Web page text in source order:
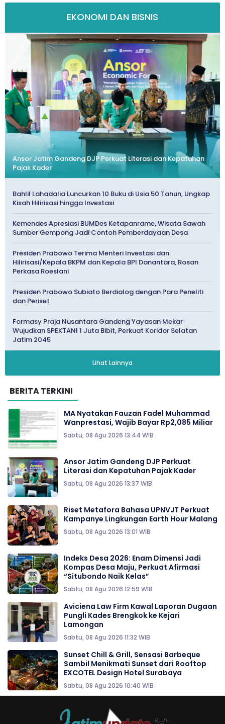
EKONOMI DAN BISNIS
Ansor Jatim Gandeng DJP Perkuat Literasi dan Kepatuhan
Pajak Kader
Bahlil Lahadalia Luncurkan 10 Buku di Usia 50 Tahun, Ungkap
Kisah Hilirisasi hingga Investasi
Kemendes Apresiasi BUMDes Ketapanrame, Wisata Sawah
Sumber Gempong Jadi Contoh Pemberdayaan Desa
Presiden Prabowo Terima Menteri Investasi dan
Hilirisasi/Kepala BKPM dan Kepala BPI Danantara, Rosan
Perkasa Roeslani
Presiden Prabowo Subiato Berdialog dengan Para Peneliti
dan Periset
Formasy Praja Nusantara Gandeng Yayasan Mekar
Wujudkan SPEKTANI 1 Juta Bibit, Perkuat Koridor Selatan
Jatim 2045
Lihat Lainnya
BERITA TERKINI
MA Nyatakan Fauzan Fadel Muhammad
Wanprestasi, Wajib Bayar Rp2,085 Miliar
Sabtu, 08 Agu 2026 13:44 WIB
Ansor Jatim Gandeng DJP Perkuat
Literasi dan Kepatuhan Pajak Kader
Sabtu, 08 Agu 2026 13:37 WIB
Riset Metafora Bahasa UPNVJT Perkuat
Kampanye Lingkungan Earth Hour Malang
Sabtu, 08 Agu 2026 13:01 WIB
Indeks Desa 2026: Enam Dimensi Jadi
Kompas Desa Maju, Perkuat Afirmasi
“Situbondo Naik Kelas”
Sabtu, 08 Agu 2026 12:59 WIB
Aviciena Law Firm Kawal Laporan Dugaan
Pungli Kades Brengkok ke Kejari
Lamongan
Sabtu, 08 Agu 2026 11:32 WIB
Sunset Chill & Grill, Sensasi Barbeque
Sambil Menikmati Sunset dari Rooftop
EXCOTEL Design Hotel Surabaya
Sabtu, 08 Agu 2026 10:40 WIB